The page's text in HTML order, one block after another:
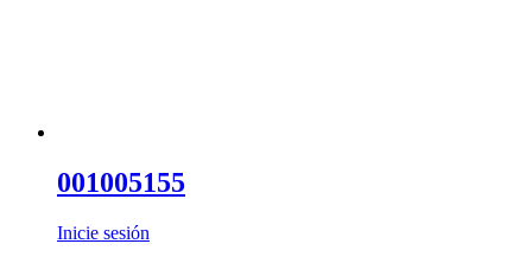
001005155
Inicie sesión